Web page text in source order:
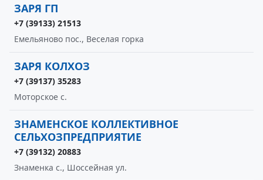
ЗАРЯ ГП
+7 (39133) 21513
Емельяново пос., Веселая горка
ЗАРЯ КОЛХОЗ
+7 (39137) 35283
Моторское с.
ЗНАМЕНСКОЕ КОЛЛЕКТИВНОЕ
СЕЛЬХОЗПРЕДПРИЯТИЕ
+7 (39132) 20883
Знаменка с., Шоссейная ул.